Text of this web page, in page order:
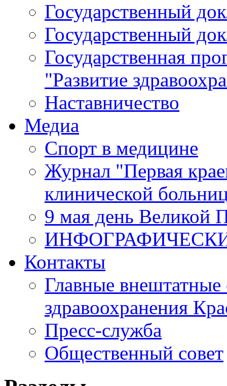
Государственный
Государственный
Государственная
"Развитие
Наставничество
Медиа
Спорт в медицине
Журнал "Первая
клинической
9 мая день Великой
Контакты
Главные внештатные
здравоохранения
Пресс-служба
Общественный совет